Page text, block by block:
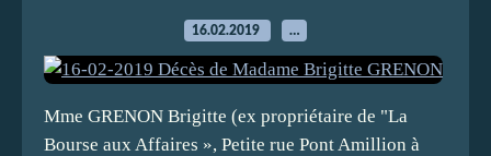
16.02.2019 …
Mme GRENON Brigitte (ex propriétaire de "La
Bourse aux Affaires », Petite rue Pont Amillion à